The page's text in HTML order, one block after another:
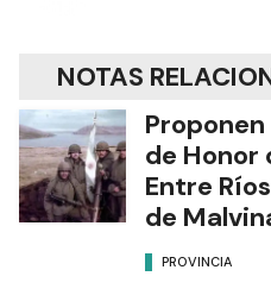
NOTAS
de Honor
Entre
de
PROVINCIA